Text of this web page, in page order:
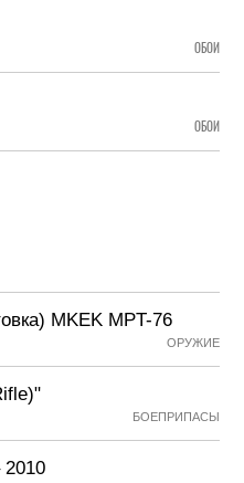
ОБОИ
ОБОИ
MKEK MPT-76
ОРУЖИЕ
БОЕПРИПАСЫ